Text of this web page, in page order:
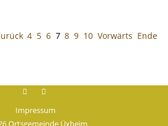
4 5 6 7 8 9 10 Vorwärts Ende
Facebookinstagram
Impressum
Ortsgemeinde Üxheim